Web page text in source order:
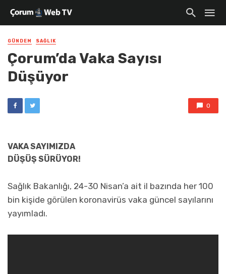
GÜNDEM SAĞLIK
Çorum’da Vaka Sayısı
Düşüyor
0
VAKA SAYIMIZDA
DÜŞÜŞ SÜRÜYOR!
Sağlık Bakanlığı, 24-30 Nisan’a ait il bazında her 100
bin kişide görülen koronavirüs vaka güncel sayılarını
yayımladı.